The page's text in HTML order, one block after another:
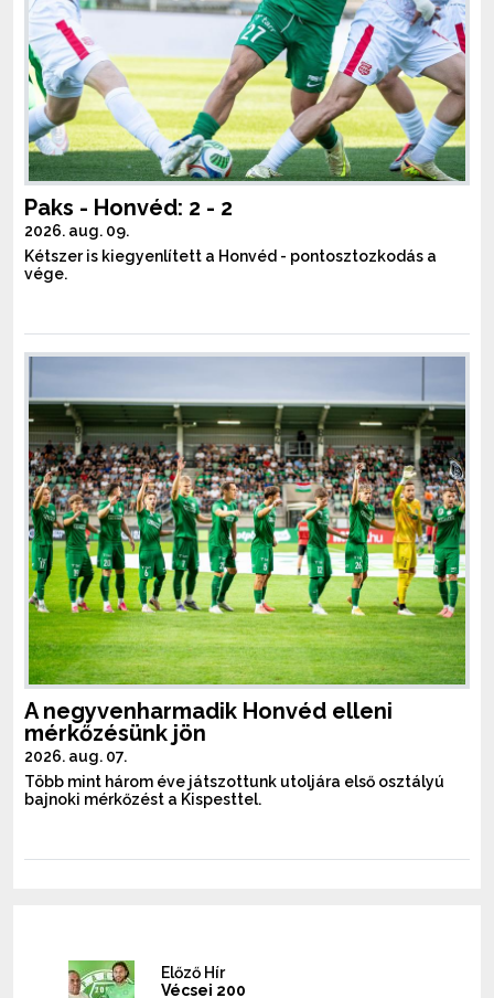
Paks - Honvéd: 2 - 2
2026. aug. 09.
Kétszer is kiegyenlített a Honvéd - pontosztozkodás a
vége.
A negyvenharmadik Honvéd elleni
mérkőzésünk jön
2026. aug. 07.
Több mint három éve játszottunk utoljára első osztályú
bajnoki mérkőzést a Kispesttel.
Előző Hír
Vécsei 200